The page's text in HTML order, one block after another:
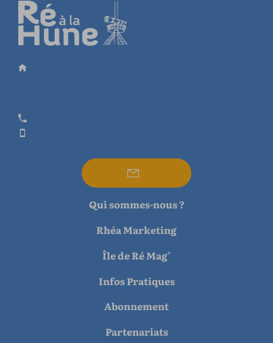
Qui sommes-nous ?
Rhéa Marketing
Île de Ré Mag’
Infos Pratiques
Abonnement
Partenariats